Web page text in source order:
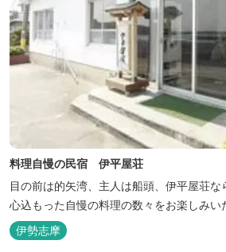
料理自慢の民宿 伊平屋荘
目の前は的矢湾、主人は船頭、伊平屋荘
心込もった自慢の料理の数々をお楽しみい
伊勢志摩